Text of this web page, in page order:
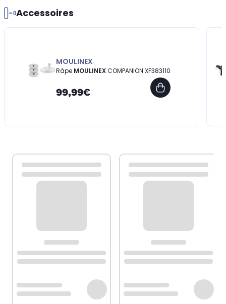
Accessoires
MOULINEX
Râpe MOULINEXCOMPANION XF383110
99,99€